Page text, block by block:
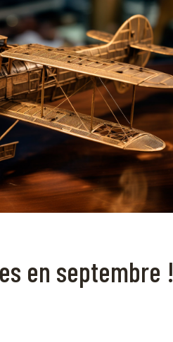
en septembre !